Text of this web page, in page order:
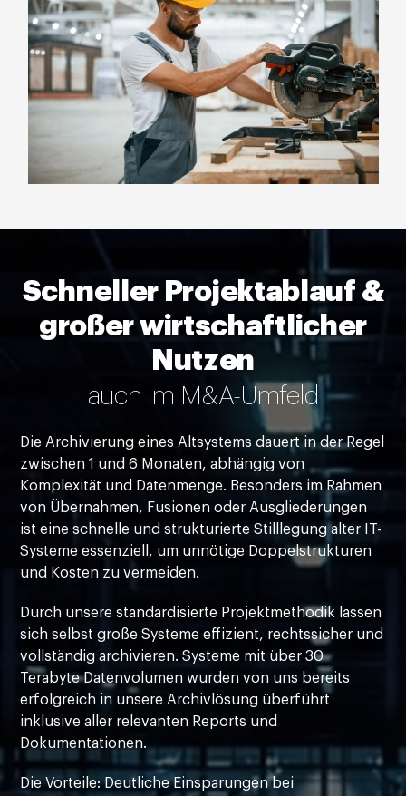
Schneller Projektablauf &
großer wirtschaftlicher
Nutzen
auch im M&A-Umfeld
Die Archivierung eines Altsystems dauert in der Regel
zwischen 1 und 6 Monaten, abhängig von
Komplexität und Datenmenge. Besonders im Rahmen
von Übernahmen, Fusionen oder Ausgliederungen
ist eine schnelle und strukturierte Stilllegung alter IT-
Systeme essenziell, um unnötige Doppelstrukturen
und Kosten zu vermeiden.
Durch unsere standardisierte Projektmethodik lassen
sich selbst große Systeme effizient, rechtssicher und
vollständig archivieren. Systeme mit über 30
Terabyte Datenvolumen wurden von uns bereits
erfolgreich in unsere Archivlösung überführt
inklusive aller relevanten Reports und
Dokumentationen.
Die Vorteile: Deutliche Einsparungen bei